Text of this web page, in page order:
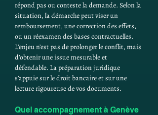
répond pas ou conteste la demande. Selon la
situation, la démarche peut viser un
remboursement, une correction des effets,
ou un réexamen des bases contractuelles.
L’enjeu n’est pas de prolonger le conflit, mais
d’obtenir une issue mesurable et
défendable. La préparation juridique
s’appuie sur le droit bancaire et sur une
lecture rigoureuse de vos documents.
Quel accompagnement à Genève